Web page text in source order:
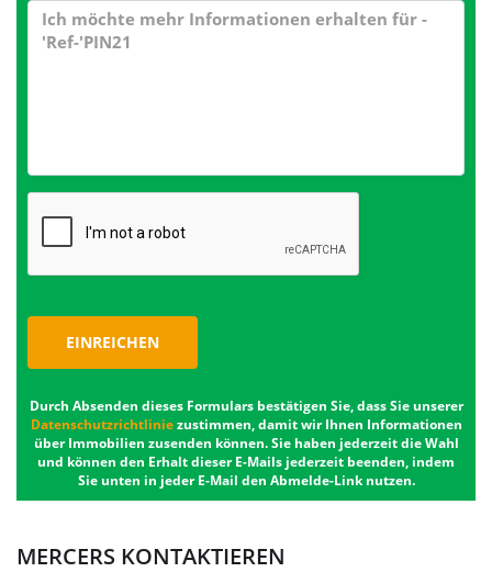
EINREICHEN
Durch Absenden dieses Formulars bestätigen Sie, dass Sie unserer
Datenschutzrichtliniezustimmen, damit wir Ihnen Informationen
über Immobilien zusenden können. Sie haben jederzeit die Wahl
und können den Erhalt dieser E-Mails jederzeit beenden, indem
Sie unten in jeder E-Mail den Abmelde-Link nutzen.
MERCERS KONTAKTIEREN